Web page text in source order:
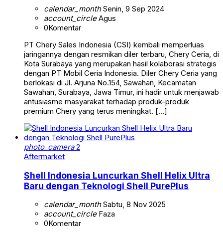
calendar_monthSenin, 9 Sep 2024
account_circleAgus
0Komentar
PT Chery Sales Indonesia (CSI) kembali memperluas
jaringannya dengan resmikan diler terbaru, Chery Ceria, di
Kota Surabaya yang merupakan hasil kolaborasi strategis
dengan PT Mobil Ceria Indonesia. Diler Chery Ceria yang
berlokasi di Jl. Arjuna No.154, Sawahan, Kecamatan
Sawahan, Surabaya, Jawa Timur, ini hadir untuk menjawab
antusiasme masyarakat terhadap produk-produk
premium Chery yang terus meningkat. […]
photo_camera2
Aftermarket
Shell Indonesia Luncurkan Shell Helix Ultra
Baru dengan Teknologi Shell PurePlus
calendar_monthSabtu, 8 Nov 2025
account_circleFaza
0Komentar